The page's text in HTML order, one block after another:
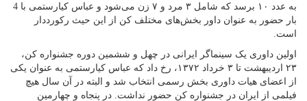
به عدد ۱۰ برسد که شامل ۳ مرد و ۷ زن می‌شود و عباس کیارستمی با 4
بار حضور به عنوان داور بخش‌های مختلف کن از این حیث رکورددار
است.
اولین داوری یک سینماگر ایرانی در چهل و ششمین دوره جشنواره کن،
۲۳ اردیبهشت تا ۳ خرداد ۱۳۷۲، رخ داد که عباس کیارستمی به عنوان یکی
از اعضای هیات داوری بخش رسمی انتخاب شد و البته در آن سال هیچ
فیلمی از ایران در جشنواره کن حضور نداشت. در پنجاه و چهارمین